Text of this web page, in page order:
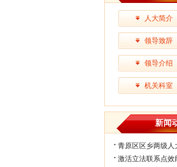
人大简介
领导致辞
领导介绍
机关科室
新闻